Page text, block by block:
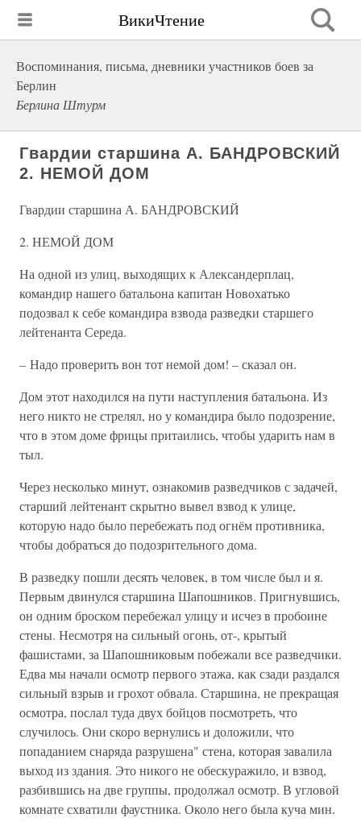
ВикиЧтение
Воспоминания, письма, дневники участников боев за
Берлин
Берлина Штурм
Гвардии старшина А. БАНДРОВСКИЙ
2. НЕМОЙ ДОМ
Гвардии старшина А. БАНДРОВСКИЙ
2. НЕМОЙ ДОМ
На одной из улиц, выходящих к Александерплац,
командир нашего батальона капитан Новохатько
подозвал к себе командира взвода разведки старшего
лейтенанта Середа.
– Надо проверить вон тот немой дом! – сказал он.
Дом этот находился на пути наступления батальона. Из
него никто не стрелял, но у командира было подозрение,
что в этом доме фрицы притаились, чтобы ударить нам в
тыл.
Через несколько минут, ознакомив разведчиков с задачей,
старший лейтенант скрытно вывел взвод к улице,
которую надо было перебежать под огнём противника,
чтобы добраться до подозрительного дома.
В разведку пошли десять человек, в том числе был и я.
Первым двинулся старшина Шапошников. Пригнувшись,
он одним броском перебежал улицу и исчез в пробоине
стены. Несмотря на сильный огонь, от-, крытый
фашистами, за Шапошниковым побежали все разведчики.
Едва мы начали осмотр первого этажа, как сзади раздался
сильный взрыв и грохот обвала. Старшина, не прекращая
осмотра, послал туда двух бойцов посмотреть, что
случилось. Они скоро вернулись и доложили, что
попаданием снаряда разрушена" стена, которая завалила
выход из здания. Это никого не обескуражило, и взвод,
разбившись на две группы, продолжал осмотр. В угловой
комнате схватили фаустника. Около него была куча мин.